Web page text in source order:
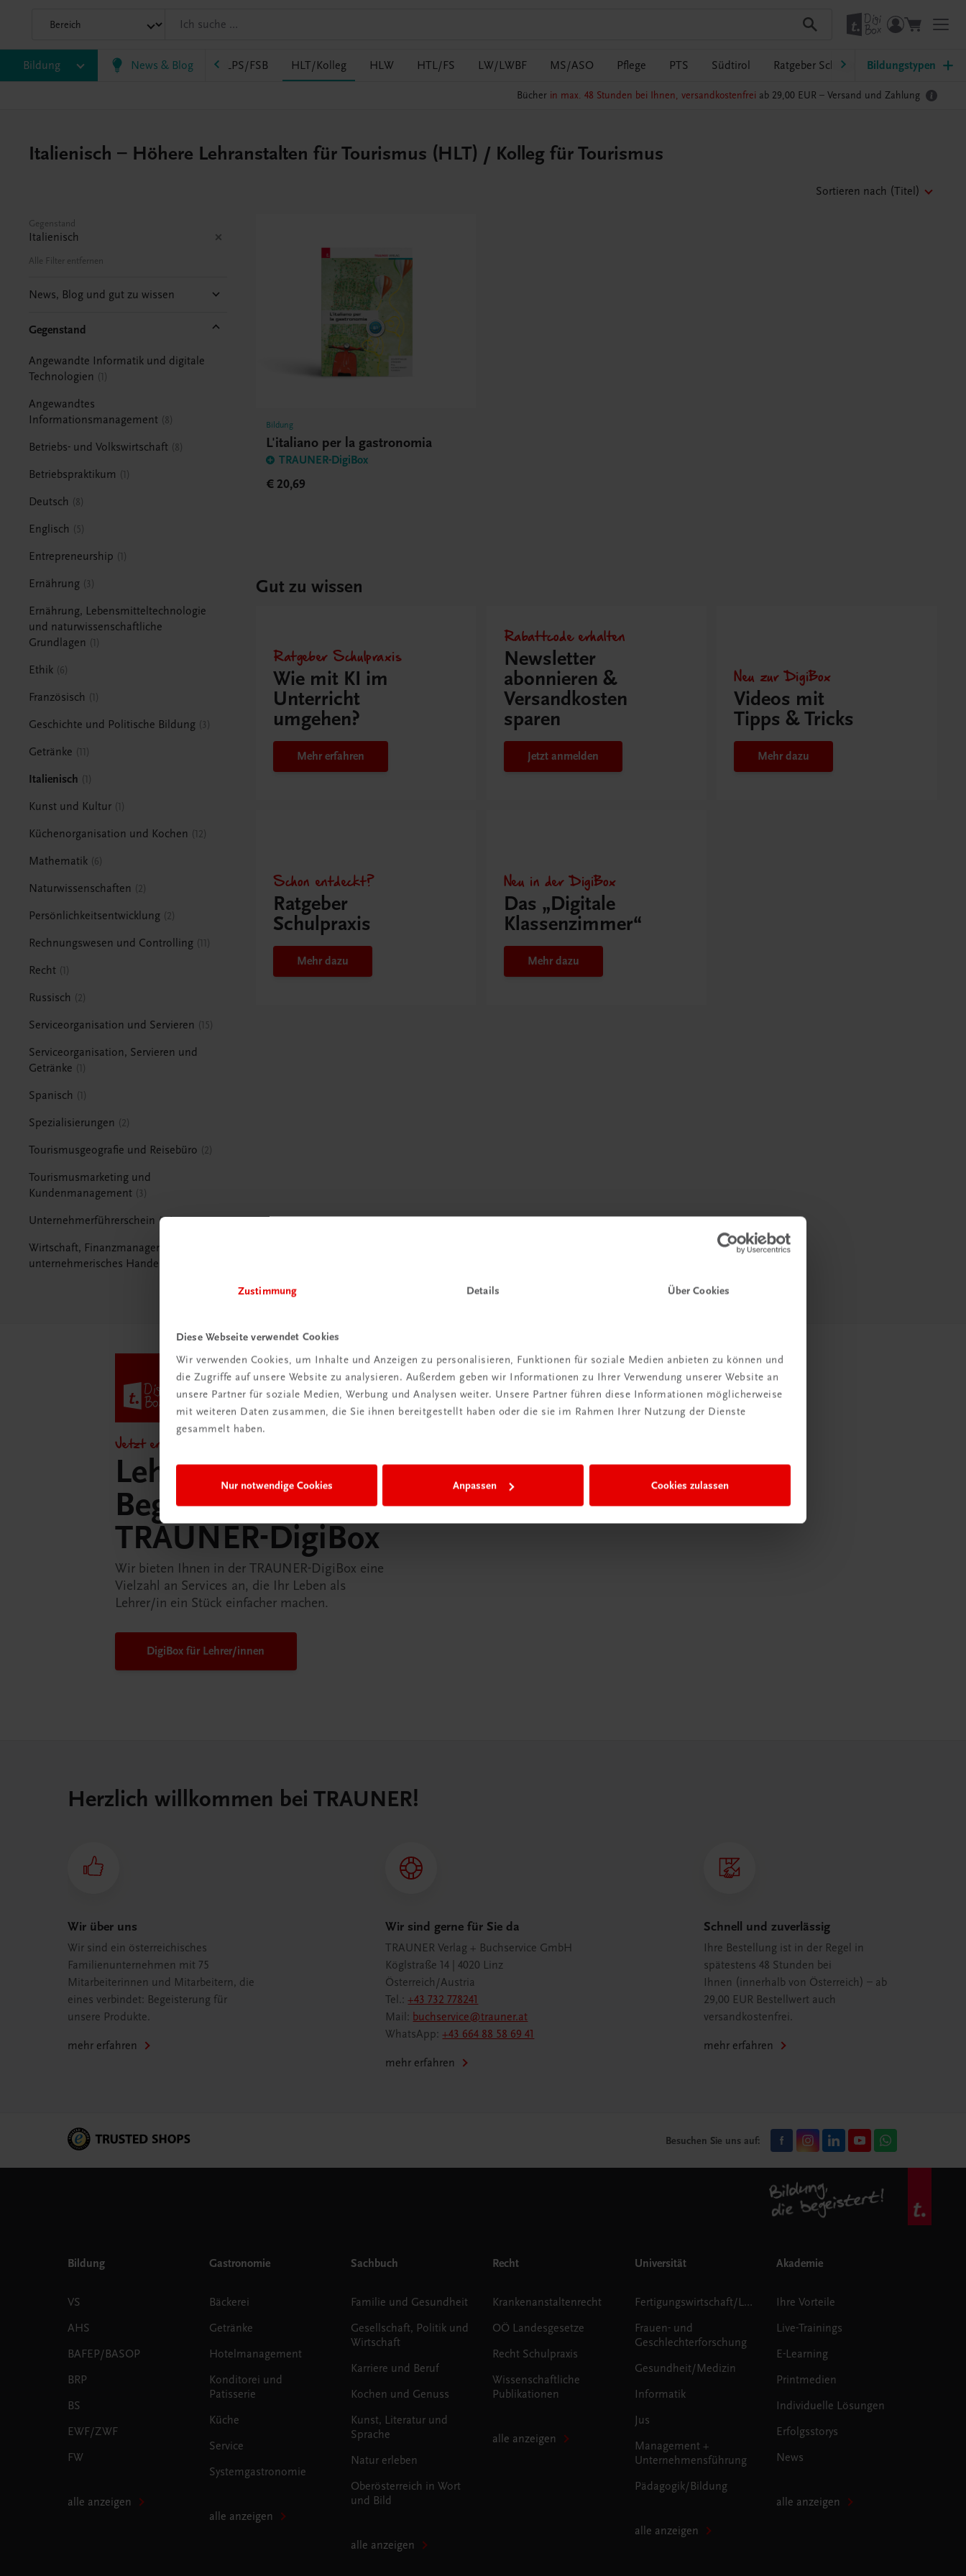
Zustimmung Details Über Cookies
Diese Webseite verwendet Cookies
Wir verwenden Cookies, um Inhalte und Anzeigen zu personalisieren, Funktionen für soziale Medien anbieten zu können und
die Zugriffe auf unsere Website zu analysieren. Außerdem geben wir Informationen zu Ihrer Verwendung unserer Website an
unsere Partner für soziale Medien, Werbung und Analysen weiter. Unsere Partner führen diese Informationen möglicherweise
mit weiteren Daten zusammen, die Sie ihnen bereitgestellt haben oder die sie im Rahmen Ihrer Nutzung der Dienste
gesammelt haben.
Nur notwendige Cookies Anpassen Cookies zulassen
Bildung News & Blog
HAS HF/TFS HLM/HLK HLPS/FSB HLT/Kolleg HLW HTL/FS LW/LWBF MS/ASO Pflege PTS Südtirol Ratgeber Schulpraxis TRAUNER-
Bildungstypen
Bücher in max. 48 Stunden bei Ihnen, versandkostenfrei ab 29,00 EUR – Versand und Zahlung
Italienisch – Höhere Lehranstalten für Tourismus (HLT) / Kolleg für Tourismus
Sortieren nach (Titel)
Gegenstand
Italienisch
Alle Filter entfernen
News, Blog und gut zu wissen
Gegenstand
Angewandte Informatik und digitale
Technologien
1
Angewandtes
Informationsmanagement 8
Betriebs- und Volkswirtschaft 8
Betriebspraktikum 1
Deutsch 8
Englisch 5
Entrepreneurship 1
Ernährung 3
Ernährung, Lebensmitteltechnologie
und naturwissenschaftliche
Grundlagen
1
Ethik 6
Französisch 1
Geschichte und Politische Bildung 3
Getränke 11
Italienisch 1
Kunst und Kultur 1
Küchenorganisation und Kochen 12
Mathematik 6
Naturwissenschaften 2
Persönlichkeitsentwicklung 2
Rechnungswesen und Controlling 11
Recht 1
Russisch 2
Serviceorganisation und Servieren 15
Serviceorganisation, Servieren und
Getränke
1
Spanisch 1
Spezialisierungen 2
Tourismusgeografie und Reisebüro 2
Tourismusmarketing und
Kundenmanagement
3
Unternehmerführerschein 15
Wirtschaft, Finanzmanagement und
unternehmerisches Handeln
Bildung
L'italiano per la gastronomia
TRAUNER-DigiBox
€ 20,69
Gut zu wissen
Ratgeber Schulpraxis
Wie mit KI im
Unterricht
umgehen?
Mehr erfahren
Rabattcode erhalten
Newsletter
abonnieren &
Versandkosten
sparen
Jetzt anmelden
Neu zur DigiBox
Videos mit
Tipps & Tricks
Mehr dazu
Schon entdeckt?
Ratgeber
Schulpraxis
Mehr dazu
Neu in der DigiBox
Das „Digitale
Klassenzimmer“
Mehr dazu
Jetzt entdecken!
Lehrer/innen-
Begleitpakete in der
TRAUNER-DigiBox
Wir bieten Ihnen in der TRAUNER-DigiBox eine
Vielzahl an Services an, die Ihr Leben als
Lehrer/in ein Stück einfacher machen.
DigiBox für Lehrer/innen
Herzlich willkommen bei TRAUNER!
Wir über uns
Wir sind ein österreichisches
Familienunternehmen mit 75
Mitarbeiterinnen und Mitarbeitern, die
eines verbindet: Begeisterung für
unsere Produkte.
mehr erfahren
Wir sind gerne für Sie da
TRAUNER Verlag + Buchservice GmbH
Köglstraße 14 | 4020 Linz
Österreich/Austria
Tel.:+43 732 778241
Mail: buchservice@trauner.at
WhatsApp:+43 664 88 58 69 41
mehr erfahren
Schnell und zuverlässig
Ihre Bestellung ist in der Regel in
spätestens 48 Stunden bei
Ihnen (innerhalb von Österreich) – ab
29,00 EUR Bestellwert auch
versandkostenfrei.
mehr erfahren
Besuchen Sie uns auf:
Bildung
VS
AHS
BAFEP/BASOP
BRP
BS
EWF/ZWF
FW
alle anzeigen
Gastronomie
Bäckerei
Getränke
Hotelmanagement
Konditorei und
Patisserie
Küche
Service
Systemgastronomie
alle anzeigen
Sachbuch
Familie und Gesundheit
Gesellschaft, Politik und
Wirtschaft
Karriere und Beruf
Kochen und Genuss
Kunst, Literatur und
Sprache
Natur erleben
Oberösterreich in Wort
und Bild
alle anzeigen
Recht
Krankenanstaltenrecht
OÖ Landesgesetze
Recht Schulpraxis
Wissenschaftliche
Publikationen
alle anzeigen
Universität
Fertigungswirtschaft/Logistik
Frauen- und
Geschlechterforschung
Gesundheit/Medizin
Informatik
Jus
Management +
Unternehmensführung
Pädagogik/Bildung
alle anzeigen
Akademie
Ihre Vorteile
Live-Trainings
E-Learning
Printmedien
Individuelle Lösungen
Erfolgsstorys
News
alle anzeigen